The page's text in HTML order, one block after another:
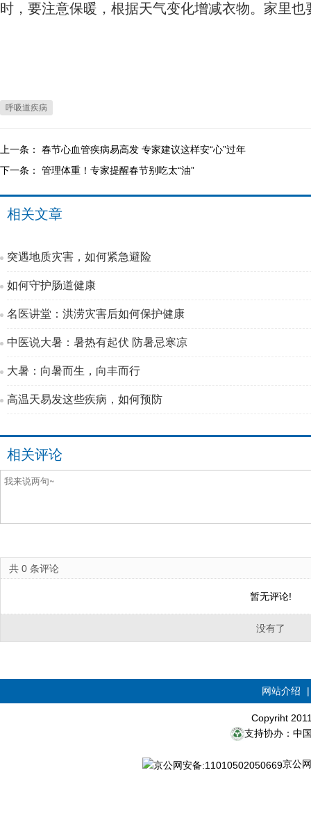
时，要注意保暖，根据天气变化增减衣物。家里
呼吸道疾病
上一条： 春节心血管疾病易高发 专家建议这样安“心”过年
下一条： 管理体重！专家提醒春节别吃太“油”
相关文章
突遇地质灾害，如何紧急避险
如何守护肠道健康
名医讲堂：洪涝灾害后如何保护健康
中医说大暑：暑热有起伏 防暑忌寒凉
大暑：向暑而生，向丰而行
高温天易发这些疾病，如何预防
相关评论
共 0 条评论
暂无评论!
没有了
网站介绍
Copyriht
支持协办：中
京公